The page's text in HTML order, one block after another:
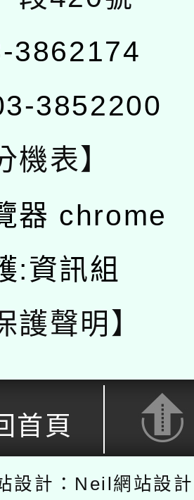
3862174
3852200
機表】
器 chrome
:資訊組
護聲明】
首頁
設計：Neil網站設